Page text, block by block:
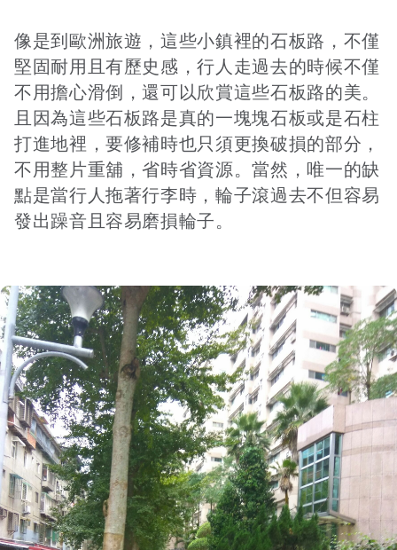
像是到歐洲旅遊，這些小鎮裡的石板路，不僅
堅固耐用且有歷史感，行人走過去的時候不僅
不用擔心滑倒，還可以欣賞這些石板路的美。
且因為這些石板路是真的一塊塊石板或是石柱
打進地裡，要修補時也只須更換破損的部分，
不用整片重舖，省時省資源。當然，唯一的缺
點是當行人拖著行李時，輪子滾過去不但容易
發出躁音且容易磨損輪子。